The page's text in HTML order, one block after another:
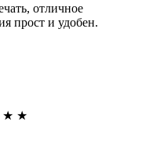
отличное
прост и удобен.
★ ★